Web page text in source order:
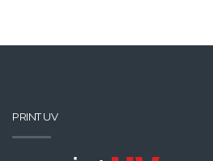
PRINT UV